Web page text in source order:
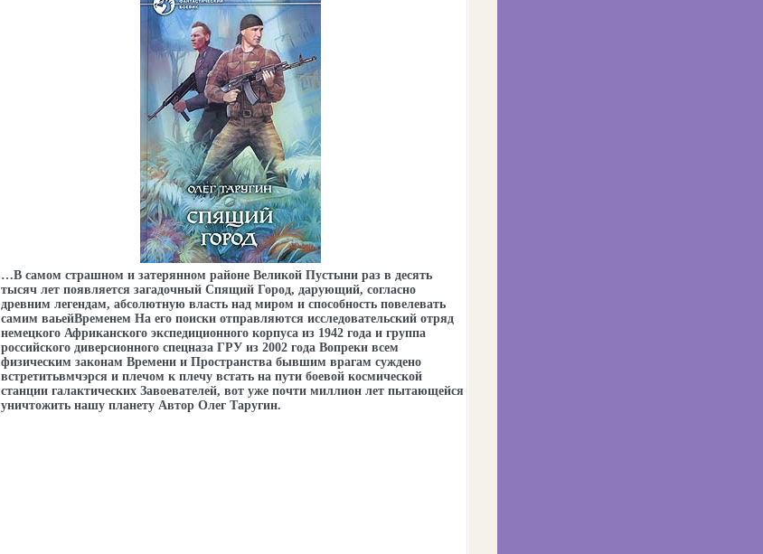
…В самом страшном и затерянном районе Великой Пустыни раз в десять
тысяч лет появляется загадочный Спящий Город, дарующий, согласно
древним легендам, абсолютную власть над миром и способность повелевать
самим ваьейВременем На его поиски отправляются исследовательский отряд
немецкого Африканского экспедиционного корпуса из 1942 года и группа
российского диверсионного спецназа ГРУ из 2002 года Вопреки всем
физическим законам Времени и Пространства бывшим врагам суждено
встретитьвмчэрся и плечом к плечу встать на пути боевой космической
станции галактических Завоевателей, вот уже почти миллион лет пытающейся
уничтожить нашу планету Автор Олег Таругин.